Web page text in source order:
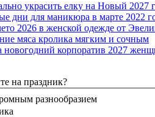
украсить елку на Новый 2027
дни для маникюра в марте 2022
2026 в женской одежде от
мяса кролика мягким и сочным
новогодний корпоратив 2027
на праздник?
разнообразием